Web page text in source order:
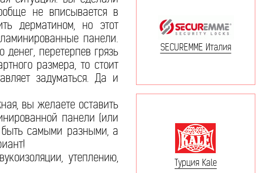
не вписывается в
дерматином, но этот
панели.
перетерпев грязь
размера, то стоит
задуматься. Да и
вы желаете оставить
панели (или
быть самыми разными, а
утеплению,
SECUREMME Италия
Турция Kale